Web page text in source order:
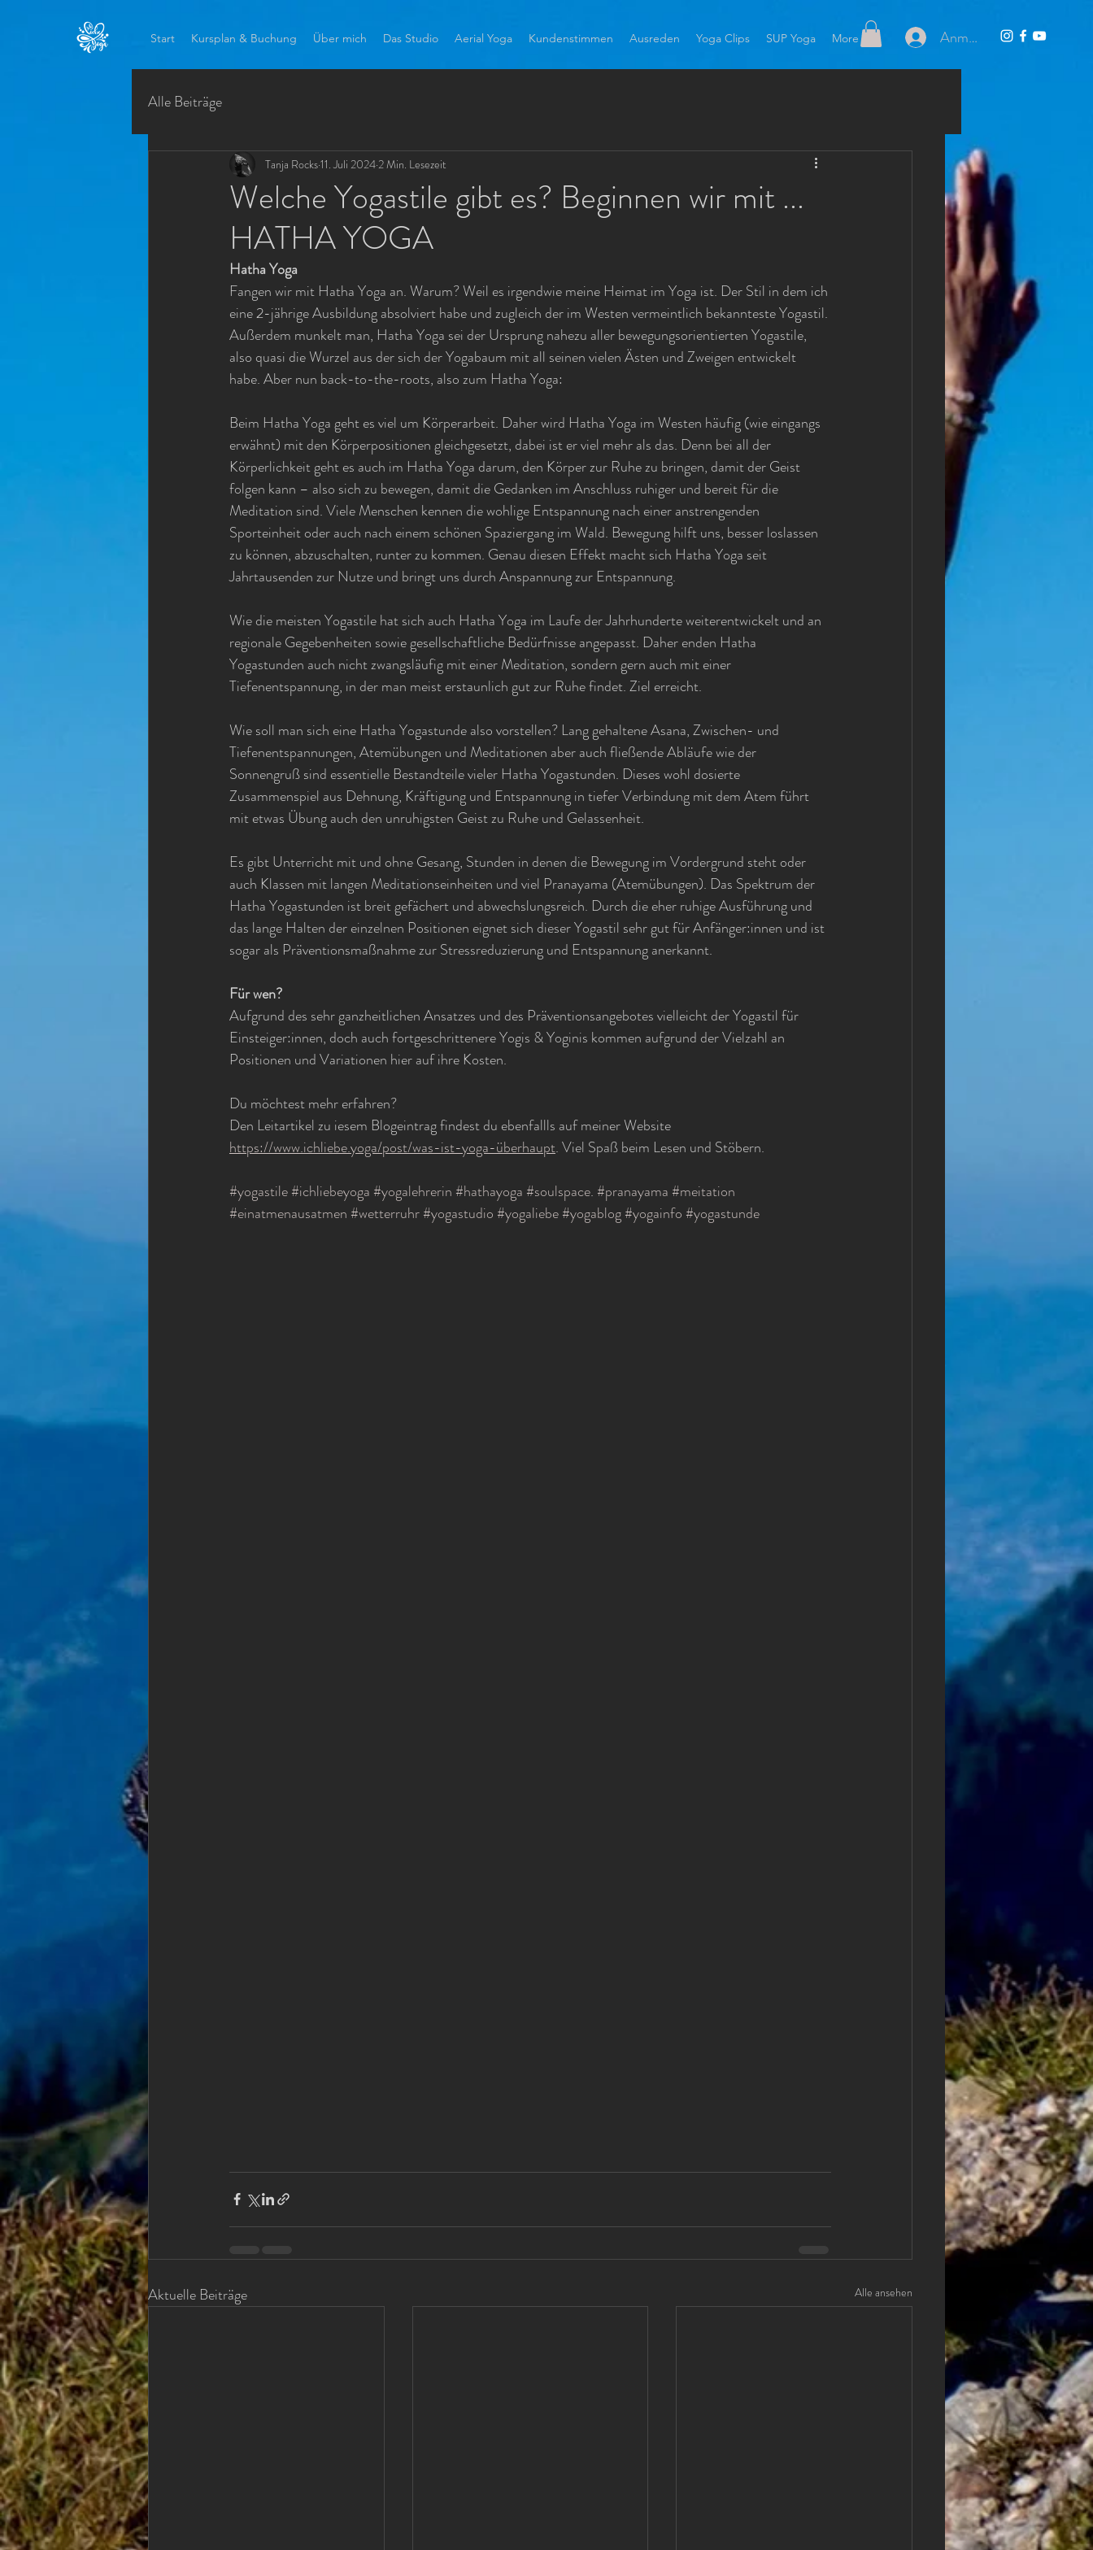
Anmelden
Start Kursplan & Buchung Über mich Das Studio Aerial Yoga Kundenstimmen Ausreden Yoga Clips SUP Yoga More
Alle Beiträge
Welche Yogastile gibt es? Beginnen wir mit ...
HATHA YOGA
Tanja Rocks11. Juli 2024 2 Min. Lesezeit
Hatha Yoga
Fangen wir mit Hatha Yoga an. Warum? Weil es irgendwie meine Heimat im Yoga ist. Der Stil in dem ich
eine 2-jährige Ausbildung absolviert habe und zugleich der im Westen vermeintlich bekannteste Yogastil.
Außerdem munkelt man, Hatha Yoga sei der Ursprung nahezu aller bewegungsorientierten Yogastile,
also quasi die Wurzel aus der sich der Yogabaum mit all seinen vielen Ästen und Zweigen entwickelt
habe. Aber nun back-to-the-roots, also zum Hatha Yoga:
Beim Hatha Yoga geht es viel um Körperarbeit. Daher wird Hatha Yoga im Westen häufig (wie eingangs
erwähnt) mit den Körperpositionen gleichgesetzt, dabei ist er viel mehr als das. Denn bei all der
Körperlichkeit geht es auch im Hatha Yoga darum, den Körper zur Ruhe zu bringen, damit der Geist
folgen kann – also sich zu bewegen, damit die Gedanken im Anschluss ruhiger und bereit für die
Meditation sind. Viele Menschen kennen die wohlige Entspannung nach einer anstrengenden
Sporteinheit oder auch nach einem schönen Spaziergang im Wald. Bewegung hilft uns, besser loslassen
zu können, abzuschalten, runter zu kommen. Genau diesen Effekt macht sich Hatha Yoga seit
Jahrtausenden zur Nutze und bringt uns durch Anspannung zur Entspannung.
Wie die meisten Yogastile hat sich auch Hatha Yoga im Laufe der Jahrhunderte weiterentwickelt und an
regionale Gegebenheiten sowie gesellschaftliche Bedürfnisse angepasst. Daher enden Hatha
Yogastunden auch nicht zwangsläufig mit einer Meditation, sondern gern auch mit einer
Tiefenentspannung, in der man meist erstaunlich gut zur Ruhe findet. Ziel erreicht.
Wie soll man sich eine Hatha Yogastunde also vorstellen? Lang gehaltene Asana, Zwischen- und
Tiefenentspannungen, Atemübungen und Meditationen aber auch fließende Abläufe wie der
Sonnengruß sind essentielle Bestandteile vieler Hatha Yogastunden. Dieses wohl dosierte
Zusammenspiel aus Dehnung, Kräftigung und Entspannung in tiefer Verbindung mit dem Atem führt
mit etwas Übung auch den unruhigsten Geist zu Ruhe und Gelassenheit.
Es gibt Unterricht mit und ohne Gesang, Stunden in denen die Bewegung im Vordergrund steht oder
auch Klassen mit langen Meditationseinheiten und viel Pranayama (Atemübungen). Das Spektrum der
Hatha Yogastunden ist breit gefächert und abwechslungsreich. Durch die eher ruhige Ausführung und
das lange Halten der einzelnen Positionen eignet sich dieser Yogastil sehr gut für Anfänger:innen und ist
sogar als Präventionsmaßnahme zur Stressreduzierung und Entspannung anerkannt.
Für wen?
Aufgrund des sehr ganzheitlichen Ansatzes und des Präventionsangebotes vielleicht der Yogastil für
Einsteiger:innen, doch auch fortgeschrittenere Yogis & Yoginis kommen aufgrund der Vielzahl an
Positionen und Variationen hier auf ihre Kosten.
Du möchtest mehr erfahren?
Den Leitartikel zu iesem Blogeintrag findest du ebenfallls auf meiner Website
https://www.ichliebe.yoga/post/was-ist-yoga-überhaupt. Viel Spaß beim Lesen und Stöbern.
#yogastile#ichliebeyoga #yogalehrerin #hathayoga #soulspace. #pranayama #meitation
#einatmenausatmen #wetterruhr#yogastudio #yogaliebe#yogablog#yogainfo #yogastunde
Aktuelle Beiträge Alle ansehen